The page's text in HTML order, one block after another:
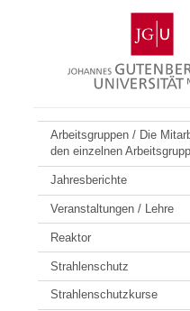
Gutenberg-
Universität
Mainz
Arbeitsgruppen / Die
den einzelnen
Jahresberichte
Veranstaltungen / Lehre
Reaktor
Strahlenschutz
Strahlenschutzkurse